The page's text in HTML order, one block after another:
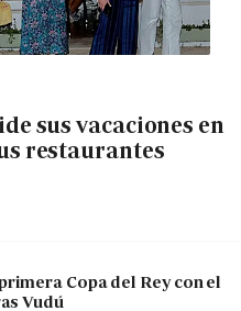
sus vacaciones en
restaurantes
Copa del Rey con el
Vudú